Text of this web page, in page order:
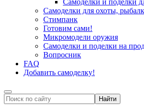
Самоделки и поделки
Самоделки для охоты,
Стимпанк
Готовим сами!
Микромодели оружия
Самоделки и поделки на
Вопросник
FAQ
Добавить самоделку!